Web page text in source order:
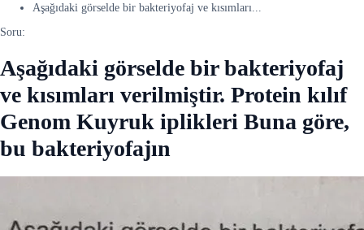
Aşağıdaki görselde bir bakteriyofaj ve kısımları...
Soru:
Aşağıdaki görselde bir bakteriyofaj
ve kısımları verilmiştir. Protein kılıf
Genom Kuyruk iplikleri Buna göre,
bu bakteriyofajın